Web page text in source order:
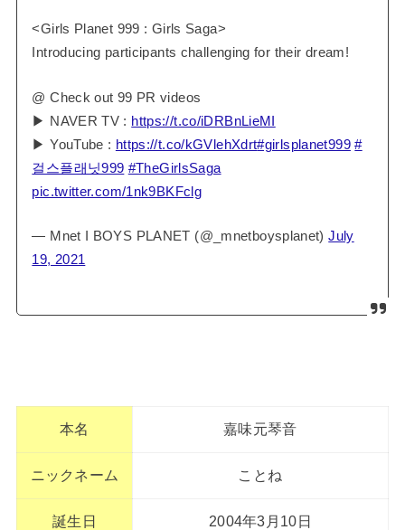
<Girls Planet 999 : Girls Saga>
Introducing participants challenging for their dream!
@ Check out 99 PR videos
▶ NAVER TV : https://t.co/iDRBnLieMI
▶ YouTube : https://t.co/kGVlehXdrt#girlsplanet999 #
걸스플래닛999 #TheGirlsSaga
pic.twitter.com/1nk9BKFclg
— Mnet I BOYS PLANET (@_mnetboysplanet)July
19, 2021
本名 嘉味元琴音
ニックネーム ことね
誕生日 2004年3月10日